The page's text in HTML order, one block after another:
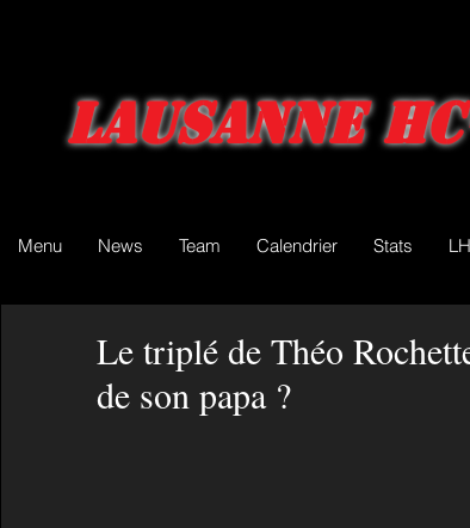
Lausanne
Menu News Team Calendrier Stats
Le triplé de Théo
de son papa ?